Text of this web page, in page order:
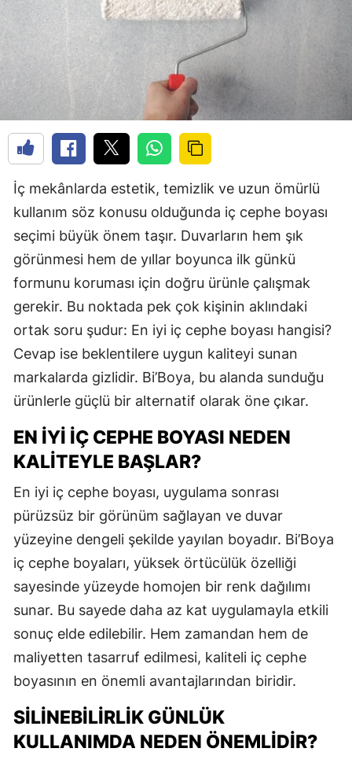
İç mekânlarda estetik, temizlik ve uzun ömürlü
kullanım söz konusu olduğunda iç cephe boyası
seçimi büyük önem taşır. Duvarların hem şık
görünmesi hem de yıllar boyunca ilk günkü
formunu koruması için doğru ürünle çalışmak
gerekir. Bu noktada pek çok kişinin aklındaki
ortak soru şudur: En iyi iç cephe boyası hangisi?
Cevap ise beklentilere uygun kaliteyi sunan
markalarda gizlidir. Bi’Boya, bu alanda sunduğu
ürünlerle güçlü bir alternatif olarak öne çıkar.
EN İYI İÇ CEPHE BOYASI NEDEN
KALITEYLE BAŞLAR?
En iyi iç cephe boyası, uygulama sonrası
pürüzsüz bir görünüm sağlayan ve duvar
yüzeyine dengeli şekilde yayılan boyadır. Bi’Boya
iç cephe boyaları, yüksek örtücülük özelliği
sayesinde yüzeyde homojen bir renk dağılımı
sunar. Bu sayede daha az kat uygulamayla etkili
sonuç elde edilebilir. Hem zamandan hem de
maliyetten tasarruf edilmesi, kaliteli iç cephe
boyasının en önemli avantajlarından biridir.
SILINEBILIRLIK GÜNLÜK
KULLANIMDA NEDEN ÖNEMLIDIR?